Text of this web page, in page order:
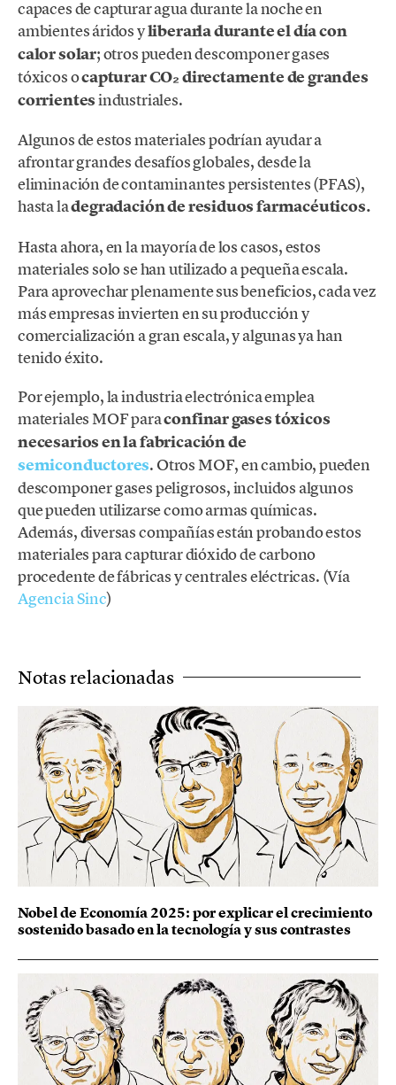
capaces de capturar agua durante la noche en
ambientes áridos yliberarla durante el día con
calor solar; otros pueden descomponer gases
tóxicos ocapturar CO₂ directamente de grandes
corrientesindustriales.
Algunos de estos materiales podrían ayudar a
afrontar grandes desafíos globales, desde la
eliminación de contaminantes persistentes (PFAS),
hasta ladegradación de residuos farmacéuticos.
Hasta ahora, en la mayoría de los casos, estos
materiales solo se han utilizado a pequeña escala.
Para aprovechar plenamente sus beneficios, cada vez
más empresas invierten en su producción y
comercialización a gran escala, y algunas ya han
tenido éxito.
Por ejemplo, la industria electrónica emplea
materiales MOF paraconfinar gases tóxicos
necesarios en la fabricación de
semiconductores. Otros MOF, en cambio, pueden
descomponer gases peligrosos, incluidos algunos
que pueden utilizarse como armas químicas.
Además, diversas compañías están probando estos
materiales para capturar dióxido de carbono
procedente de fábricas y centrales eléctricas. (Vía
Agencia Sinc)
Notas relacionadas
Nobel de Economía 2025: por explicar el crecimiento
sostenido basado en la tecnología y sus contrastes